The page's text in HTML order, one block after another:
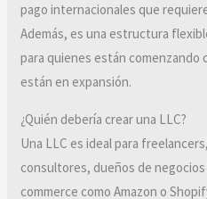
pago internacionales que
Además, es una estructura
para quienes están comenzando
están en expansión.
¿Quién debería crear una LLC?
Una LLC es ideal para
consultores, dueños de
commerce como Amazon o